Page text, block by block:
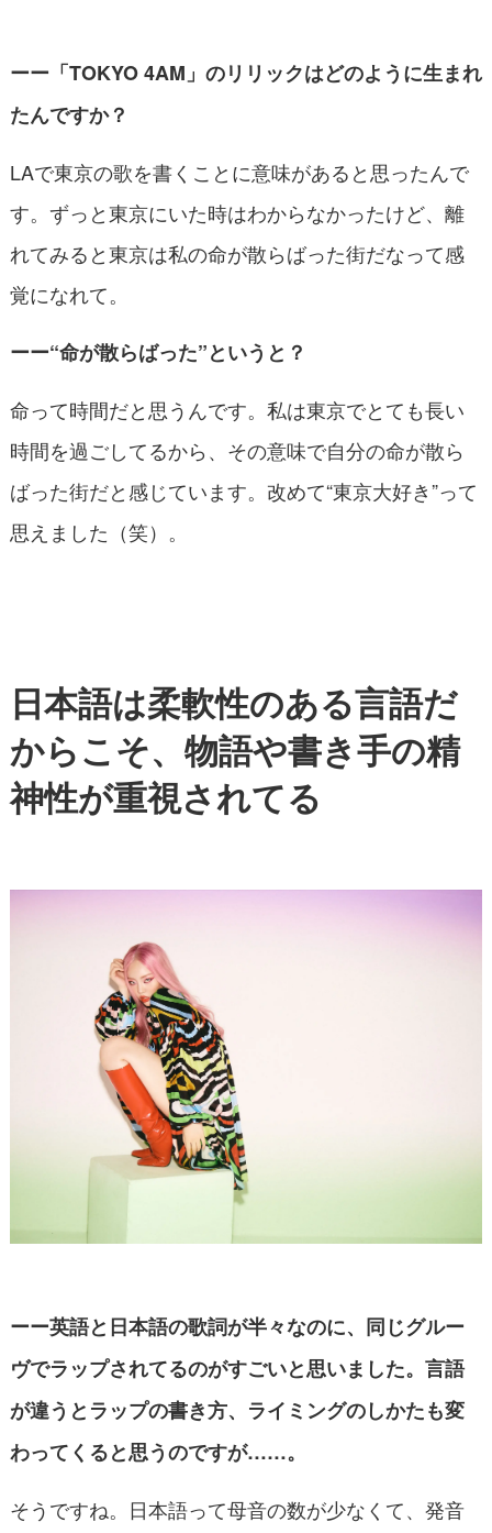
ーー「TOKYO 4AM」のリリックはどのように生まれ
たんですか？
LAで東京の歌を書くことに意味があると思ったんで
す。ずっと東京にいた時はわからなかったけど、離
れてみると東京は私の命が散らばった街だなって感
覚になれて。
ーー“命が散らばった”というと？
命って時間だと思うんです。私は東京でとても長い
時間を過ごしてるから、その意味で自分の命が散ら
ばった街だと感じています。改めて“東京大好き”って
思えました（笑）。
日本語は柔軟性のある言語だ
からこそ、物語や書き手の精
神性が重視されてる
ーー英語と日本語の歌詞が半々なのに、同じグルー
ヴでラップされてるのがすごいと思いました。言語
が違うとラップの書き方、ライミングのしかたも変
わってくると思うのですが……。
そうですね。日本語って母音の数が少なくて、発音